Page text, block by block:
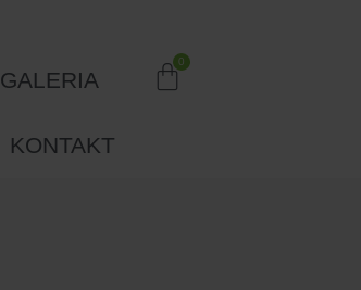
GALERIA
KONTAKT